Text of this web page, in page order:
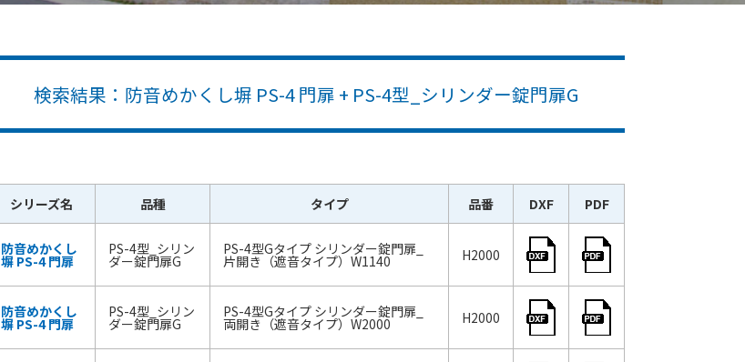
検索結果：防音めかくし塀 PS-4 門扉 + PS-4型_シリンダー錠門扉G
シリーズ名 品種 タイプ 品番 DXF PDF
防音めかくし
塀 PS-4 門扉
PS-4型_シリン
ダー錠門扉G
PS-4型Gタイプ シリンダー錠門扉_
片開き（遮音タイプ）W1140 H2000
防音めかくし
塀 PS-4 門扉
PS-4型_シリン
ダー錠門扉G
PS-4型Gタイプ シリンダー錠門扉_
両開き（遮音タイプ）W2000 H2000